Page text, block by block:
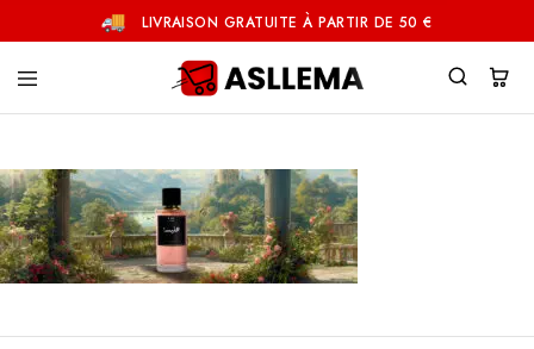
LIVRAISON GRATUITE À PARTIR DE 50 €